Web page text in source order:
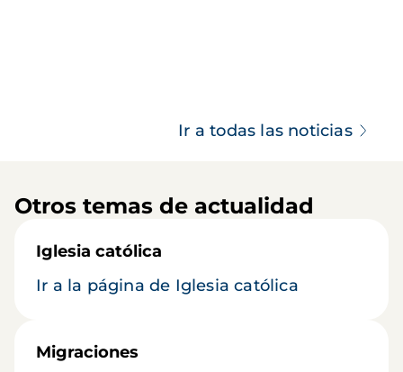
Ir a todas las noticias
Otros temas de actualidad
Iglesia católica
Ir a la página de Iglesia católica
Migraciones